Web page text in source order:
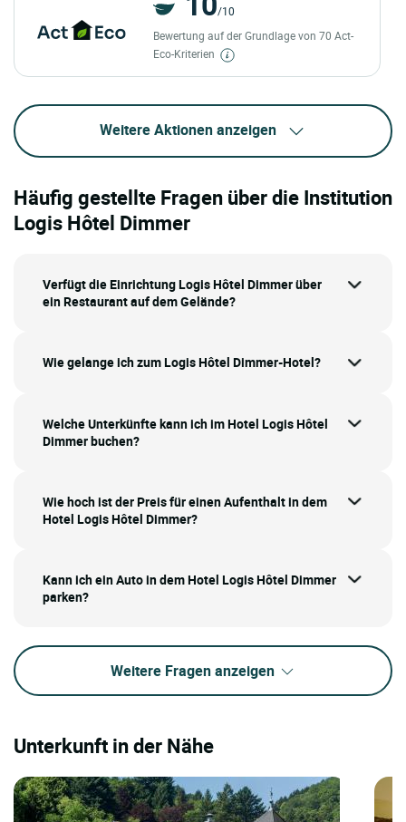
/10
Bewertung auf der Grundlage von 70 Act-
Eco-Kriterien
Weitere Aktionen anzeigen
Häufig gestellte Fragen über die Institution
Logis Hôtel Dimmer
Verfügt die Einrichtung Logis Hôtel Dimmer über
ein Restaurant auf dem Gelände?
Wie gelange ich zum Logis Hôtel Dimmer-Hotel?
Welche Unterkünfte kann ich im Hotel Logis Hôtel
Dimmer buchen?
Wie hoch ist der Preis für einen Aufenthalt in dem
Hotel Logis Hôtel Dimmer?
Kann ich ein Auto in dem Hotel Logis Hôtel Dimmer
parken?
Weitere Fragen anzeigen
Unterkunft in der Nähe